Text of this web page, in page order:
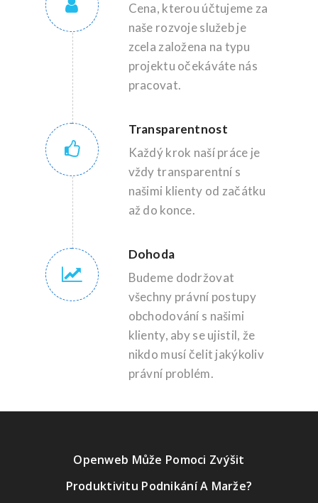
Cena, kterou účtujeme za
naše rozvoje služeb je
zcela založena na typu
projektu očekáváte nás
pracovat.
Transparentnost
Každý krok naší práce je
vždy transparentní s
našimi klienty od začátku
až do konce.
Dohoda
Budeme dodržovat
všechny právní postupy
obchodování s našimi
klienty, aby se ujistil, že
nikdo musí čelit jakýkoliv
právní problém.
Openweb Může Pomoci Zvýšit
Produktivitu Podnikání A Marže?